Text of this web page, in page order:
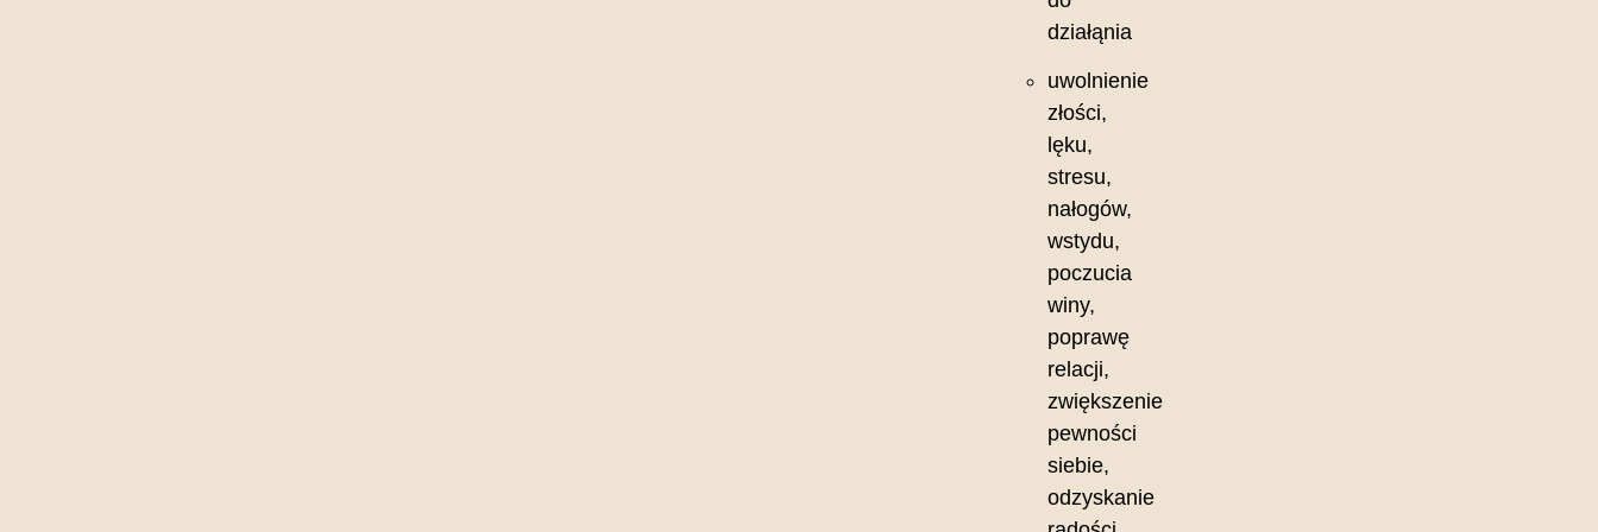
działąnia
uwolnienie
złości,
lęku,
stresu,
nałogów,
wstydu,
poczucia
winy,
poprawę
relacji,
zwiększenie
pewności
siebie,
odzyskanie